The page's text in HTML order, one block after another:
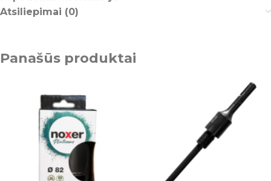
Atsiliepimai (0)
Panašūs produktai